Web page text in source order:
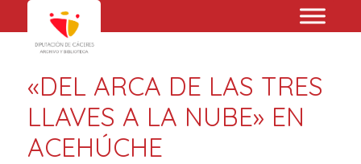
«DEL ARCA DE LAS TRES
LLAVES A LA NUBE» EN
ACEHÚCHE